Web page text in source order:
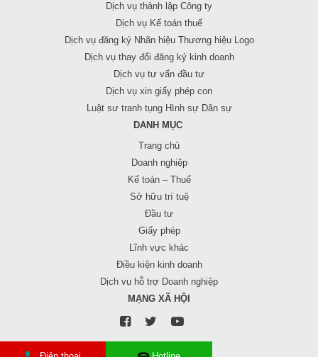
Dịch vụ thành lập Công ty
Dịch vụ Kế toán thuế
Dịch vụ đăng ký Nhãn hiệu Thương hiệu Logo
Dịch vụ thay đổi đăng ký kinh doanh
Dịch vụ tư vấn đầu tư
Dịch vụ xin giấy phép con
Luật sư tranh tụng Hình sự Dân sự
DANH MỤC
Trang chủ
Doanh nghiệp
Kế toán – Thuế
Sở hữu trí tuệ
Đầu tư
Giấy phép
Lĩnh vực khác
Điều kiện kinh doanh
Dịch vụ hỗ trợ Doanh nghiệp
MẠNG XÃ HỘI